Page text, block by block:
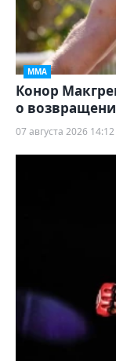
ММА
Конор
о
07 августа 2026 14:12